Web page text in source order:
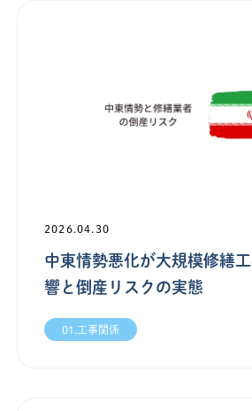
2026.04.30
中東情勢悪化が大規模修繕
響と倒産リスクの実態
01.工事関係